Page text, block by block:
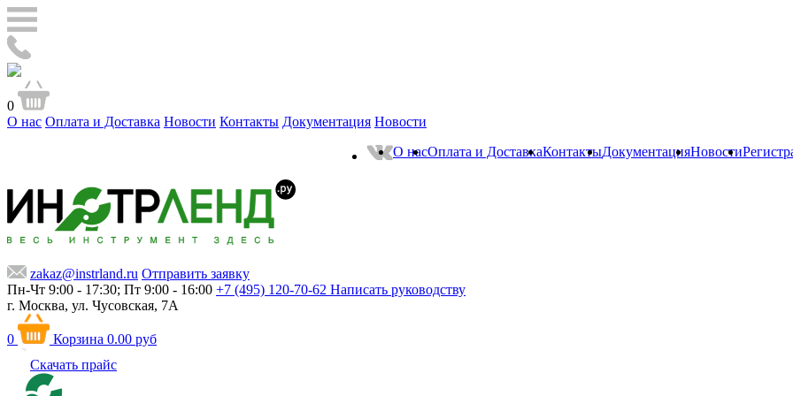
0
О нас Оплата и Доставка Новости Контакты Документация Новости
О насОплата и ДоставкаКонтактыДокументацияНовости
zakaz@instrland.ru Отправить заявку
Пн-Чт 9:00 - 17:30; Пт 9:00 - 16:00 +7 (495) 120-70-62 Написать руководству
г. Москва, ул. Чусовская, 7А
0 Корзина 0.00 руб
Скачать прайс